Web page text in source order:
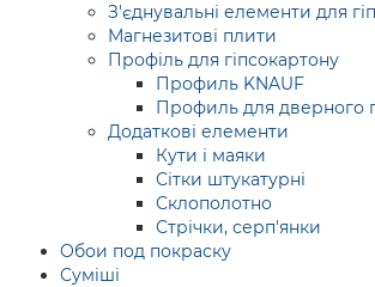
З'єднувальні елементи для
Магнезитові плити
Профіль для гіпсокартону
Профиль KNAUF
Профиль для дверного
Додаткові елементи
Кути і маяки
Сітки штукатурні
Склополотно
Стрічки, серп'янки
Обои под покраску
Суміші